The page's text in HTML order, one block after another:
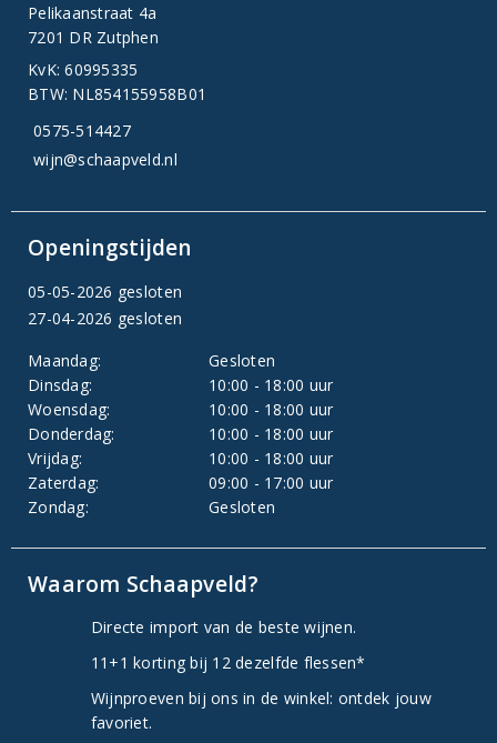
Pelikaanstraat 4a
7201 DR Zutphen
KvK: 60995335
BTW: NL854155958B01
0575-514427
wijn@schaapveld.nl
Openingstijden
05-05-2026 gesloten
27-04-2026 gesloten
Maandag:
Gesloten
Dinsdag:
10:00 - 18:00 uur
Woensdag:
10:00 - 18:00 uur
Donderdag:
10:00 - 18:00 uur
Vrijdag:
10:00 - 18:00 uur
Zaterdag:
09:00 - 17:00 uur
Zondag:
Gesloten
Waarom Schaapveld?
Directe import van de beste wijnen.
11+1 korting bij 12 dezelfde flessen*
Wijnproeven bij ons in de winkel: ontdek jouw
favoriet.